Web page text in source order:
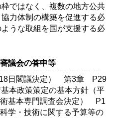
ではなく、複数の地方公共
力体制の構築を促進する必
うな取組を国が支援する必
議会の答申等
18日閣議決定） 第3章 P29
本政策策定の基本方針（平
基本専門調査会決定） P1
学・技術に関する予算等の